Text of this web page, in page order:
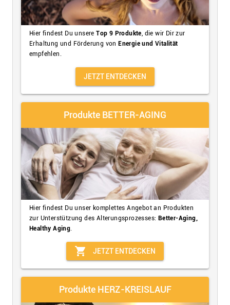
Hier findest Du unsereTop 9 Produkte , die wir Dir zur
Erhaltung und Förderung vonEnergie und Vitalität
empfehlen.
JETZT ENTDECKEN
Produkte BETTER-AGING
Hier findest Du unser komplettes Angebot an Produkten
zur Unterstützung des Alterungsprozesses: Better-Aging,
Healthy Aging.
shopping_cart JETZT ENTDECKEN
Produkte HERZ-KREISLAUF